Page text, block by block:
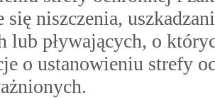
się niszczenia,
lub pływających, o
o ustanowieniu strefy